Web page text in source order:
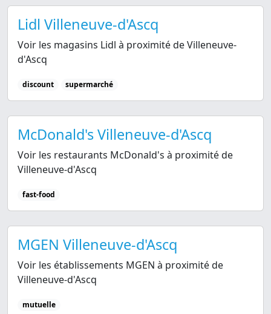
Lidl Villeneuve-d'Ascq
Voir les magasins Lidl à proximité de Villeneuve-
d'Ascq
discount supermarché
McDonald's Villeneuve-d'Ascq
Voir les restaurants McDonald's à proximité de
Villeneuve-d'Ascq
fast-food
MGEN Villeneuve-d'Ascq
Voir les établissements MGEN à proximité de
Villeneuve-d'Ascq
mutuelle